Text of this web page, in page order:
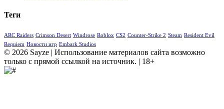
Теги
ARC Raiders Crimson Desert Windrose Roblox CS2 Counter-Strike 2 Steam Resident Evil
Requiem Новости игр Embark Studios
© 2026 Sayze | Использование материалов сайта возможно
только с прямой ссылкой на источник. | 18+